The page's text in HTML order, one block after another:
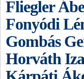
Fliegler
Fonyódi
Gombás
Horváth